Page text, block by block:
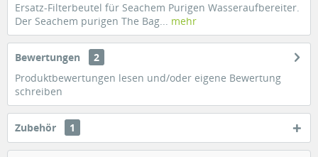
Ersatz-Filterbeutel für Seachem Purigen Wasseraufbereiter.
Der Seachem purigen The Bag... mehr
Bewertungen
2
Produktbewertungen lesen und/oder eigene Bewertung
schreiben
Zubehör 1